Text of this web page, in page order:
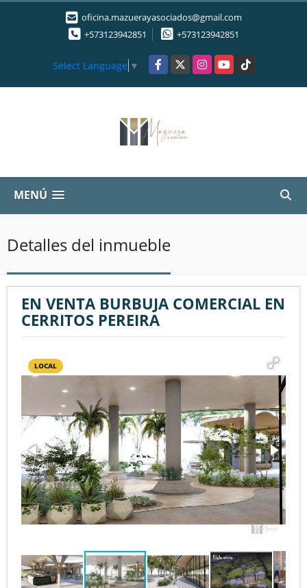
oficina.mazuerayasociados@gmail.com
+573123942851
+573123942851
Select Language ▼ Facebook
X InstagramYouTubeTikTok
MENÚ
Detalles del inmueble
EN VENTA BURBUJA COMERCIAL EN
CERRITOS PEREIRA
LOCAL